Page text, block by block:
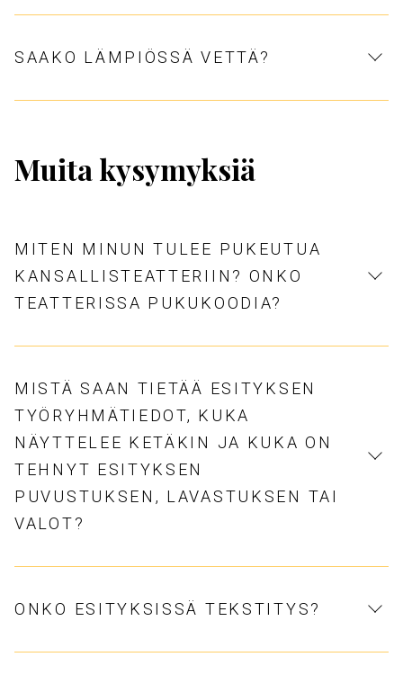
SAAKO LÄMPIÖSSÄ VETTÄ?
Muita kysymyksiä
MITEN MINUN TULEE PUKEUTUA
KANSALLISTEATTERIIN? ONKO
TEATTERISSA PUKUKOODIA?
MISTÄ SAAN TIETÄÄ ESITYKSEN
TYÖRYHMÄTIEDOT, KUKA
NÄYTTELEE KETÄKIN JA KUKA ON
TEHNYT ESITYKSEN
PUVUSTUKSEN, LAVASTUKSEN TAI
VALOT?
ONKO ESITYKSISSÄ TEKSTITYS?